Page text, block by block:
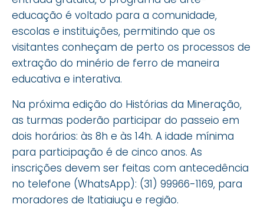
educação é voltado para a comunidade,
escolas e instituições, permitindo que os
visitantes conheçam de perto os processos de
extração do minério de ferro de maneira
educativa e interativa.
Na próxima edição do Histórias da Mineração,
as turmas poderão participar do passeio em
dois horários: às 8h e às 14h. A idade mínima
para participação é de cinco anos. As
inscrições devem ser feitas com antecedência
no telefone (WhatsApp): (31) 99966-1169, para
moradores de Itatiaiuçu e região.